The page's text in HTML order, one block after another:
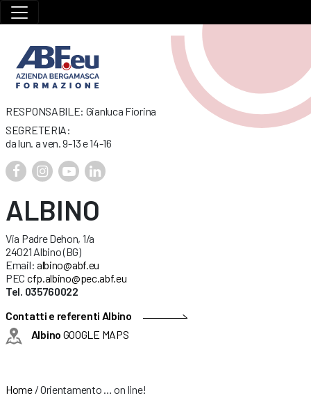
RESPONSABILE: Gianluca Fiorina
SEGRETERIA:
da lun. a ven. 9-13 e 14-16
ALBINO
Via Padre Dehon, 1/a
24021 Albino (BG)
Email: albino@abf.eu
PEC cfp.albino@pec.abf.eu
Tel. 035760022
Contatti e referenti Albino
Albino GOOGLE MAPS
Home/Orientamento … on line!